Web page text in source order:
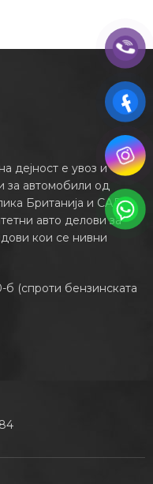
дејност е увоз и
за автомобили од
Британија и САД,
авто делови за
кои се нивни
(спроти бензинската